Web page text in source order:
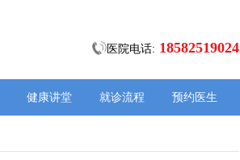
医院电话: 18582519024
健康讲堂 就诊流程 预约医生